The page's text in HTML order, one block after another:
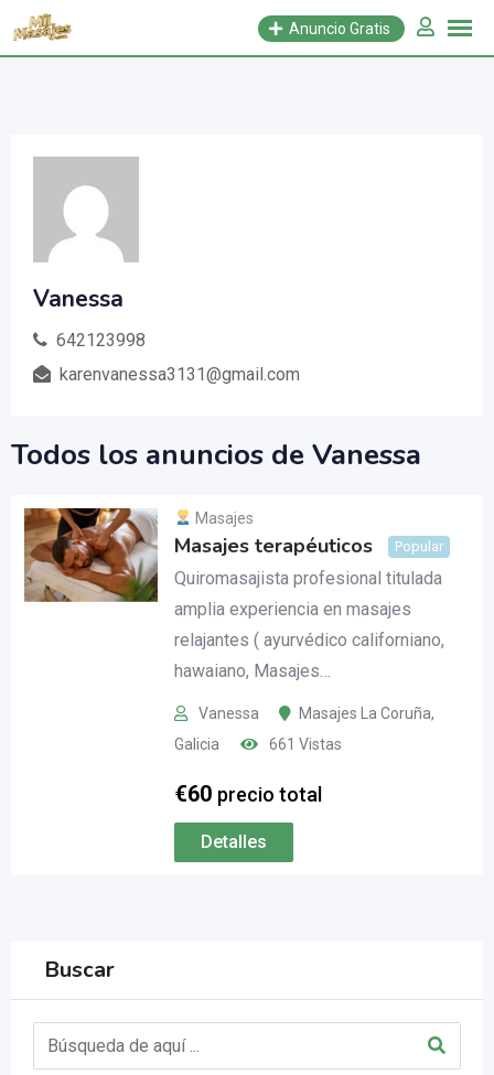
Saltar
Anuncio Gratis
Vanessa
642123998
karenvanessa3131@gmail.com
Todos los anuncios de Vanessa
Masajes
Masajes terapéuticos Popular
Quiromasajista profesional titulada
amplia experiencia en masajes
relajantes ( ayurvédico californiano,
hawaiano, Masajes…
Vanessa Masajes La Coruña,
Galicia
661 Vistas
€60 precio total
Detalles
Buscar